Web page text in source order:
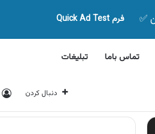
فرم Quick Ad Test
تماس باما تبلیغات
دنبال کردن